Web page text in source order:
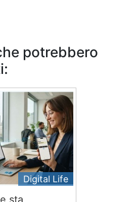
potrebbero
Digital Life
sta